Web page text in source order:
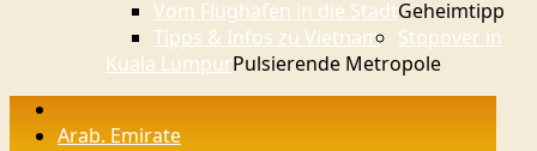
Geheimtipp
Vom Flughafen in die Stadt
Tipps & Infos zu Vietnam
Stopover in
Kuala LumpurPulsierende Metropole
Arab. Emirate